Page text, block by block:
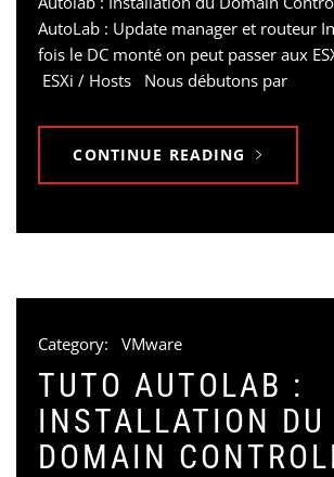
AutoLab : Update manager et routeur
fois le DC monté on peut passer aux
ESXi / Hosts Nous débutons par
CONTINUE READING
Category: VMware
TUTO AUTOLAB :
INSTALLATION DU
DOMAIN